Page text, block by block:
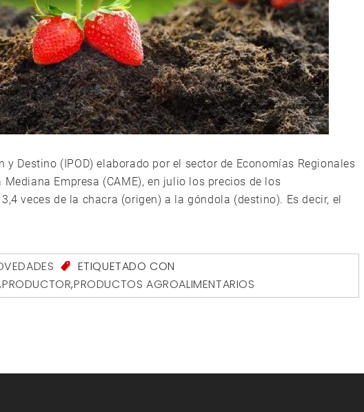
y Destino (IPOD) elaborado por el sector de Economías Regionales
Empresa (CAME), en julio los precios de los
veces de la chacra (origen) a la góndola (destino). Es decir, el
ETIQUETADO CON
,PRODUCTOR,PRODUCTOS AGROALIMENTARIOS